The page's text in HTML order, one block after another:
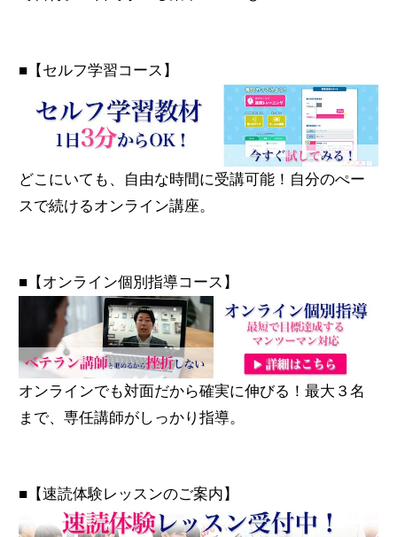
■【セルフ学習コース】
どこにいても、自由な時間に受講可能！自分のぺー
スで続けるオンライン講座。
■【オンライン個別指導コース】
オンラインでも対面だから確実に伸びる！最大３名
まで、専任講師がしっかり指導。
■【速読体験レッスンのご案内】